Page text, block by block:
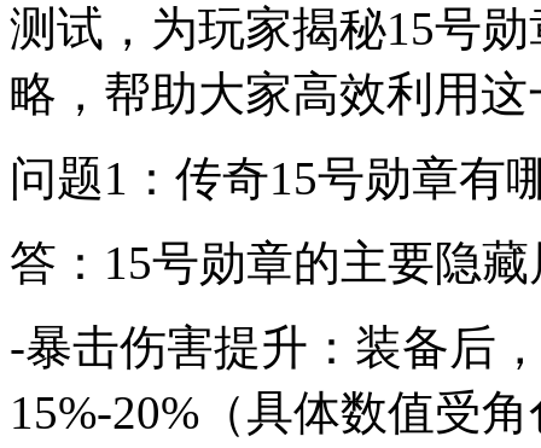
测试，为玩家揭秘15号
略，帮助大家高效利用
问题1：传奇15号勋章有
答：15号勋章的主要隐
-暴击伤害提升：装备后
15%-20%（具体数值受